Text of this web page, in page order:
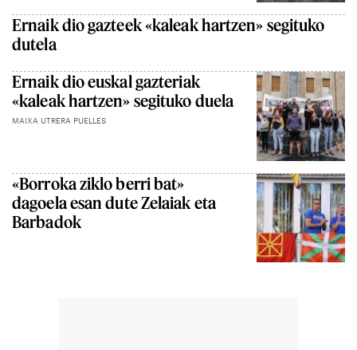
Ernaik dio gazteek «kaleak hartzen» segituko
dutela
Ernaik dio euskal gazteriak
«kaleak hartzen» segituko duela
MAIXA UTRERA PUELLES
«Borroka ziklo berri bat»
dagoela esan dute Zelaiak eta
Barbadok